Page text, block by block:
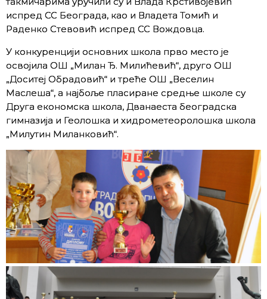
испред СС Београда, као и Владета Томић и
Раденко Стевовић испред СС Вождовца.
У конкуренцији основних школа прво место је
освојила ОШ „Милан Ђ. Милићевић“, друго ОШ
„Доситеј Обрадовић“ и треће ОШ „Веселин
Маслеша“, а најбоље пласиране средње школе су
Друга економска школа, Дванаеста београдска
гимназија и Геолошка и хидрометеоролошка школа
„Милутин Миланковић“.